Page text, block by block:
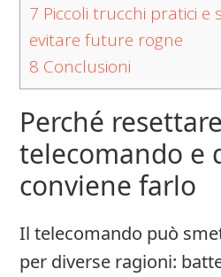
7 Piccoli trucchi pratici e
evitare future rogne
8 Conclusioni
Perché
telecomando e
conviene farlo
Il telecomando può
per diverse ragioni: